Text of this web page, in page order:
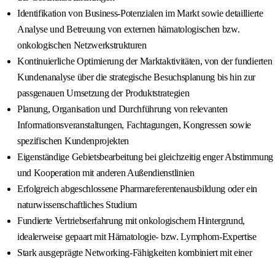
Identifikation von Business-Potenzialen im Markt sowie detaillierte
Analyse und Betreuung von externen hämatologischen bzw.
onkologischen Netzwerkstrukturen
Kontinuierliche Optimierung der Marktaktivitäten, von der fundierten
Kundenanalyse über die strategische Besuchsplanung bis hin zur
passgenauen Umsetzung der Produktstrategien
Planung, Organisation und Durchführung von relevanten
Informationsveranstaltungen, Fachtagungen, Kongressen sowie
spezifischen Kundenprojekten
Eigenständige Gebietsbearbeitung bei gleichzeitig enger Abstimmung
und Kooperation mit anderen Außendienstlinien
Erfolgreich abgeschlossene Pharmareferentenausbildung oder ein
naturwissenschaftliches Studium
Fundierte Vertriebserfahrung mit onkologischem Hintergrund,
idealerweise gepaart mit Hämatologie- bzw. Lymphom-Expertise
Stark ausgeprägte Networking-Fähigkeiten kombiniert mit einer